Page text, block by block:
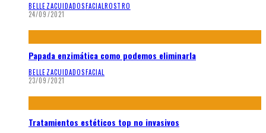
BELLEZACUIDADOSFACIALROSTRO
24/09/2021
Papada enzimática como podemos eliminarla
BELLEZACUIDADOSFACIAL
23/09/2021
Tratamientos estéticos top no invasivos